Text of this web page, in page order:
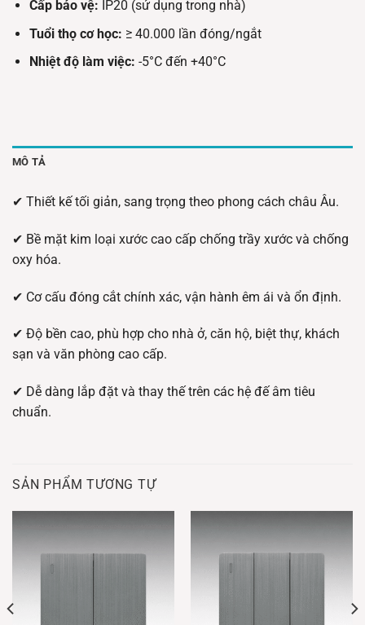
Cấp bảo vệ: IP20 (sử dụng trong nhà)
Tuổi thọ cơ học: ≥ 40.000 lần đóng/ngắt
Nhiệt độ làm việc: -5°C đến +40°C
MÔ TẢ
✔ Thiết kế tối giản, sang trọng theo phong cách châu Âu.
✔ Bề mặt kim loại xước cao cấp chống trầy xước và chống
oxy hóa.
✔ Cơ cấu đóng cắt chính xác, vận hành êm ái và ổn định.
✔ Độ bền cao, phù hợp cho nhà ở, căn hộ, biệt thự, khách
sạn và văn phòng cao cấp.
✔ Dễ dàng lắp đặt và thay thế trên các hệ đế âm tiêu
chuẩn.
SẢN PHẨM TƯƠNG TỰ